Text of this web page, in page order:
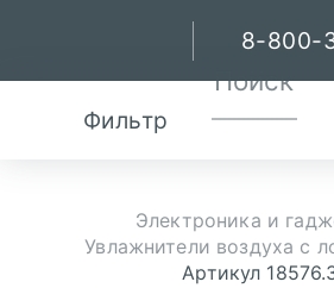
8-800-
Фильтр
Электроника и
Увлажнители воздуха с
Артикул